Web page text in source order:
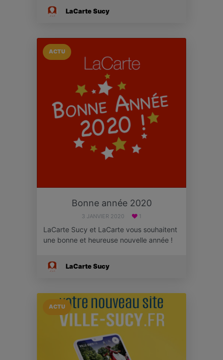
LaCarte Sucy
ACTU
Bonne année 2020
3 JANVIER 2020 1
LaCarte Sucy et LaCarte vous souhaitent
une bonne et heureuse nouvelle année !
LaCarte Sucy
ACTU